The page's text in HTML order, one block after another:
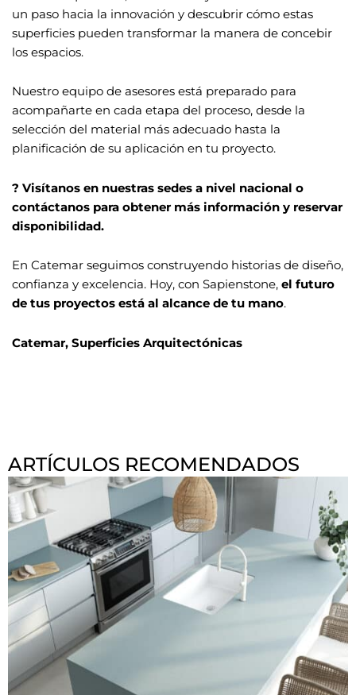
un paso hacia la innovación y descubrir cómo estas
superficies pueden transformar la manera de concebir
los espacios.
Nuestro equipo de asesores está preparado para
acompañarte en cada etapa del proceso, desde la
selección del material más adecuado hasta la
planificación de su aplicación en tu proyecto.
? Visítanos en nuestras sedes a nivel nacional o
contáctanos para obtener más información y reservar
disponibilidad.
En Catemar seguimos construyendo historias de diseño,
confianza y excelencia. Hoy, con Sapienstone, el futuro
de tus proyectos está al alcance de tu mano.
Catemar, Superficies Arquitectónicas
ARTÍCULOS RECOMENDADOS